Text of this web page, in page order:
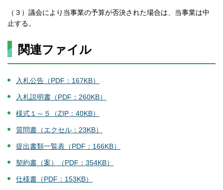
（３）議会により当事業の予算が否決された場合は、当事業は中
止する。
関連ファイル
入札公告（PDF：167KB）
入札説明書（PDF：260KB）
様式１～５（ZIP：40KB）
質問書（エクセル：23KB）
提出書類一覧表（PDF：166KB）
契約書（案）（PDF：354KB）
仕様書（PDF：153KB）